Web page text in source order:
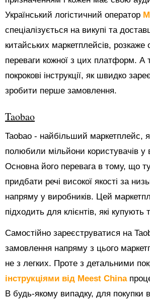
Український логістичний оператор
спеціалізується на викупі та
китайських маркетплейсів, розкаже
переваги кожної з цих платформ. А
покрокові інструкції, як швидко
зробити перше замовлення.
Taobao
Taobao - найбільший маркетплейс,
полюбили мільйони користувачів у
Основна його перевага в тому, що
придбати речі високої якості за
напряму у виробників. Цей
підходить для клієнтів, які купують
Самостійно зареєструватися на
замовлення напряму з цього
не з легких. Проте з детальними
інструкціями від Meest China
В будь-якому випадку, для покупки